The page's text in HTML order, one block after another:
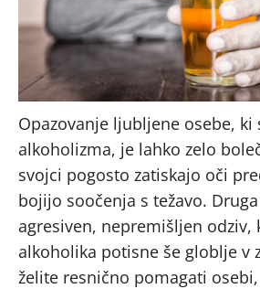
Opazovanje ljubljene osebe, ki
alkoholizma, je lahko zelo
svojci pogosto zatiskajo oči
bojijo soočenja s težavo.
agresiven, nepremišljen odziv,
alkoholika potisne še globlje v
želite resnično pomagati